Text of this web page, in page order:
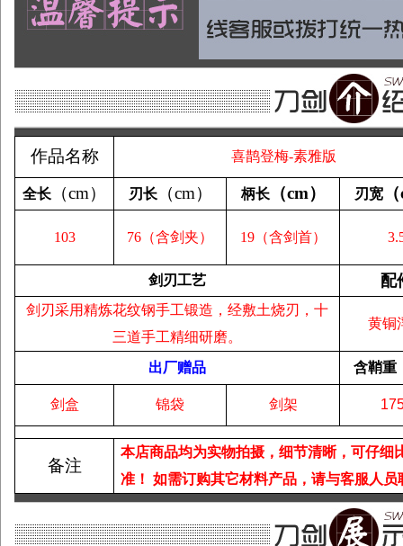
作品名称 喜鹊登梅-素雅版
全长 （cm） 刃长（cm） 柄长（cm） 刃宽（
103 76（含剑夹） 19（含剑首）
剑刃工艺 配
剑刃采用精炼花纹钢手工锻造，经敷土烧刃，十
三道手工精细研磨。
黄铜
出厂赠品 含鞘重
剑盒 锦袋 剑架
备注
本店商品均为实物拍摄，细节清晰，可仔
准！ 如需订购其它材料产品，请与客服人员